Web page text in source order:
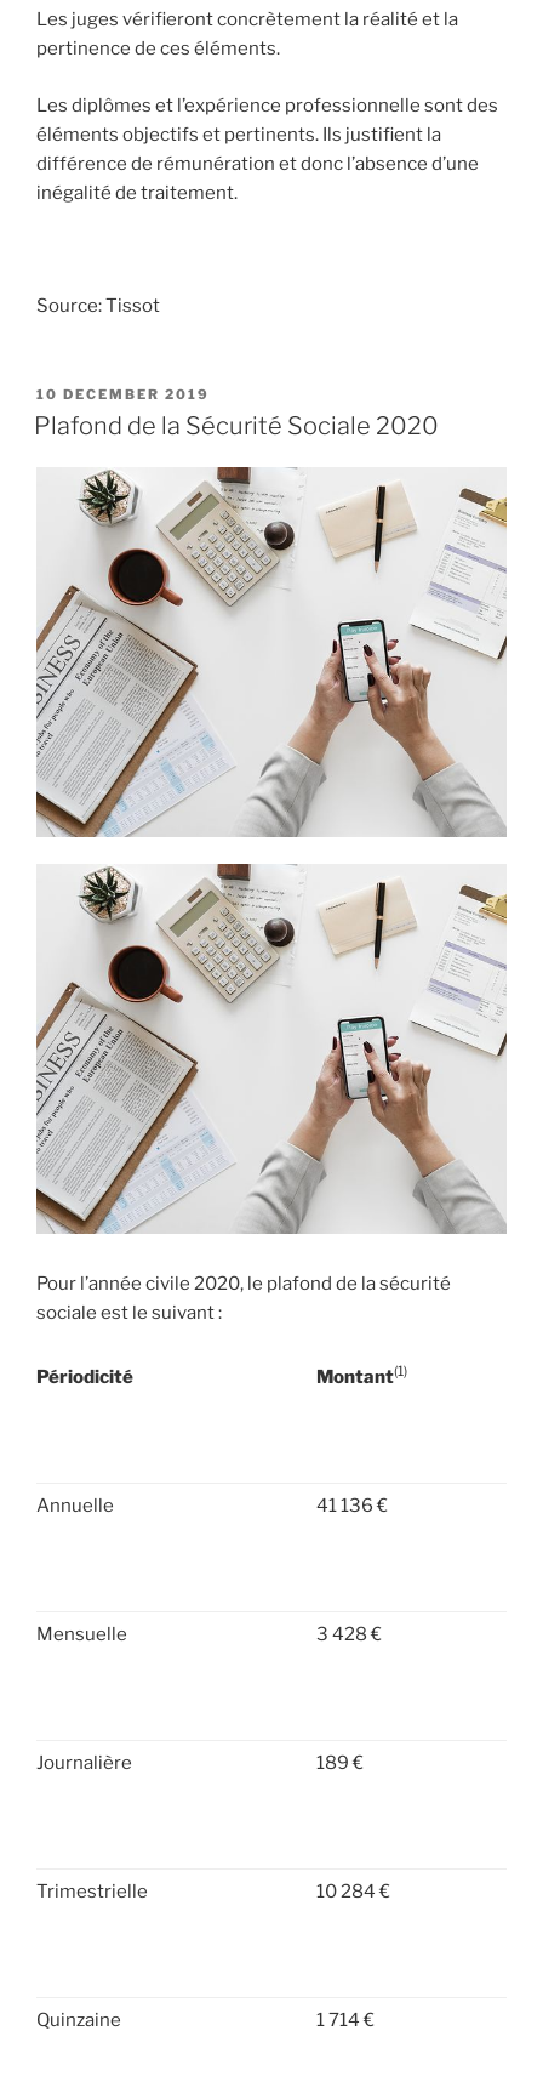
Les juges vérifieront concrètement la réalité et la
pertinence de ces éléments.
Les diplômes et l’expérience professionnelle sont des
éléments objectifs et pertinents. Ils justifient la
différence de rémunération et donc l’absence d’une
inégalité de traitement.
Source: Tissot
POSTED
ON
10 DECEMBER 2019
Plafond de la Sécurité Sociale 2020
Pour l’année civile 2020, le plafond de la sécurité
sociale est le suivant :
Périodicité Montant(1)
Annuelle 41 136 €
Mensuelle 3 428 €
Journalière 189 €
Trimestrielle 10 284 €
Quinzaine 1 714 €